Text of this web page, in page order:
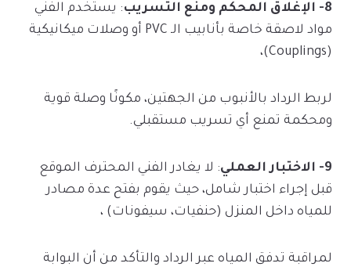
8- الإغلاق المحكم ومنع التسريب
: يستخدم الفني
مواد لاصقة خاصة بأنابيب الـ PVC أو وصلات ميكانيكية
(Couplings)،
لربط الرداد بالأنبوب من الجهتين، مكونًا وصلة قوية
ومحكمة تمنع أي تسريب مستقبلي.
9- الاختبار العملي
: لا يغادر الفني المحترف الموقع
قبل إجراء اختبار شامل، حيث يقوم بفتح عدة مصادر
للمياه داخل المنزل (حنفيات، سيفونات) ،
لمراقبة تدفق المياه عبر الرداد والتأكد من أن البوابة